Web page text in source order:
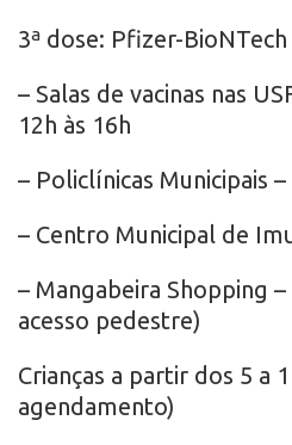
3ª dose: Pfizer-
– Salas de vacinas nas
12h às 16h
– Policlínicas Municipais –
– Centro Municipal de
– Mangabeira Shopping –
acesso pedestre)
Crianças a partir dos 5 a
agendamento)